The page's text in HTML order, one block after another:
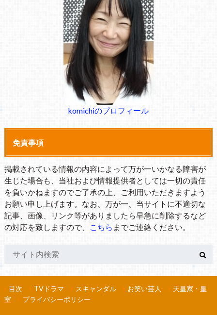
komichiのプロフィール
免責事項
掲載されている情報の内容によって万が一いかなる障害が
生じた場合も、当社および情報提供者としては一切の責任
を負いかねますのでご了承の上、ご利用いただきますよう
お願い申し上げます。なお、万が一、当サイトに不適切な
記事、画像、リンク等がありましたら早急に削除するなど
の対応を致しますので、
こちら までご連絡ください。
目次 TVドラマ スキャンダル お笑い芸人
天皇家・皇
室
プライバシーポリシー